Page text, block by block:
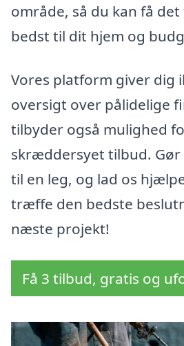
område, så du kan få
bedst til dit hjem og
Vores platform giver dig
oversigt over pålidelige
tilbyder også mulighed
skræddersyet tilbud.
til en leg, og lad os
træffe den bedste
næste projekt!
Få 3 tilbud, gratis og